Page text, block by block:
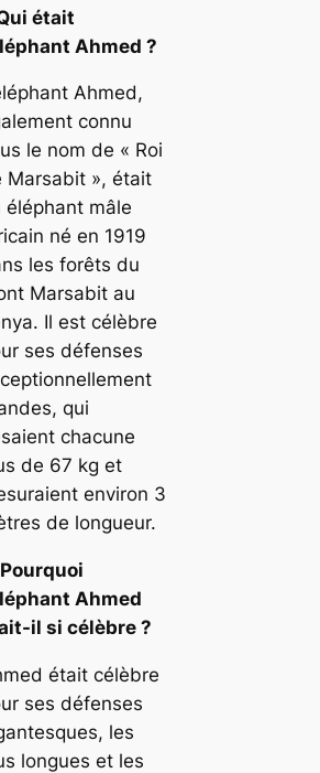
était
Ahmed ?
Ahmed,
connu
le nom de « Roi
Marsabit », était
éléphant mâle
né en 1919
les forêts du
Marsabit au
Il est célèbre
ses défenses
qui
chacune
de 67 kg et
environ 3
de longueur.
Ahmed
il si célèbre ?
était célèbre
ses défenses
les
longues et les